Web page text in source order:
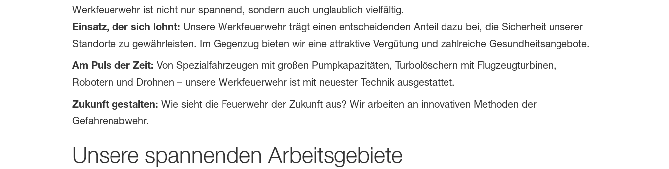
Werkfeuerwehr ist nicht nur spannend, sondern auch unglaublich vielfältig.
Einsatz, der sich lohnt: Unsere Werkfeuerwehr trägt einen entscheidenden Anteil dazu bei, die Sicherheit unserer
Standorte zu gewährleisten. Im Gegenzug bieten wir eine attraktive Vergütung und zahlreiche Gesundheitsangebote.
Am Puls der Zeit: Von Spezialfahrzeugen mit großen Pumpkapazitäten, Turbolöschern mit Flugzeugturbinen,
Robotern und Drohnen – unsere Werkfeuerwehr ist mit neuester Technik ausgestattet.
Zukunft gestalten: Wie sieht die Feuerwehr der Zukunft aus? Wir arbeiten an innovativen Methoden der
Gefahrenabwehr.
Unsere spannenden Arbeitsgebiete